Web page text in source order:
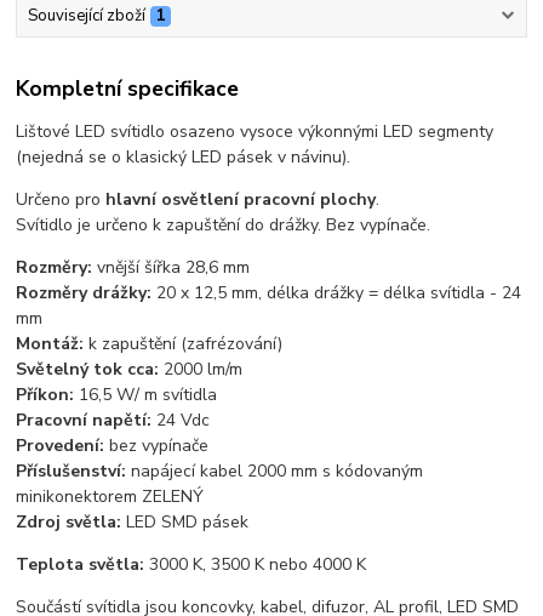
Související zboží 1
Kompletní specifikace
Lištové LED svítidlo osazeno vysoce výkonnými LED segmenty
(nejedná se o klasický LED pásek v návinu).
Určeno pro hlavní osvětlení pracovní plochy.
Svítidlo je určeno k zapuštění do drážky. Bez vypínače.
Rozměry: vnější šířka 28,6 mm
Rozměry drážky: 20 x 12,5 mm, délka drážky = délka svítidla - 24
mm
Montáž: k zapuštění (zafrézování)
Světelný tok cca: 2000 lm/m
Příkon: 16,5 W/ m svítidla
Pracovní napětí: 24 Vdc
Provedení:bez vypínače
Příslušenství:napájecí kabel 2000 mm s kódovaným
minikonektorem ZELENÝ
Zdroj světla:LED SMD pásek
Teplota světla:3000 K, 3500 K nebo 4000 K
Součástí svítidla jsou koncovky, kabel, difuzor, AL profil, LED SMD